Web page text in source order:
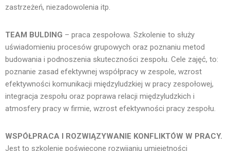
zastrzeżeń, niezadowolenia itp.
TEAM BULDING – praca zespołowa. Szkolenie to służy
uświadomieniu procesów grupowych oraz poznaniu metod
budowania i podnoszenia skuteczności zespołu. Cele zajęć, to:
poznanie zasad efektywnej współpracy w zespole, wzrost
efektywności komunikacji międzyludzkiej w pracy zespołowej,
integracja zespołu oraz poprawa relacji międzyludzkich i
atmosfery pracy w firmie, wzrost efektywności pracy zespołu.
WSPÓŁPRACA I ROZWIĄZYWANIE KONFLIKTÓW W PRACY.
Jest to szkolenie poświęcone rozwijaniu umiejętności